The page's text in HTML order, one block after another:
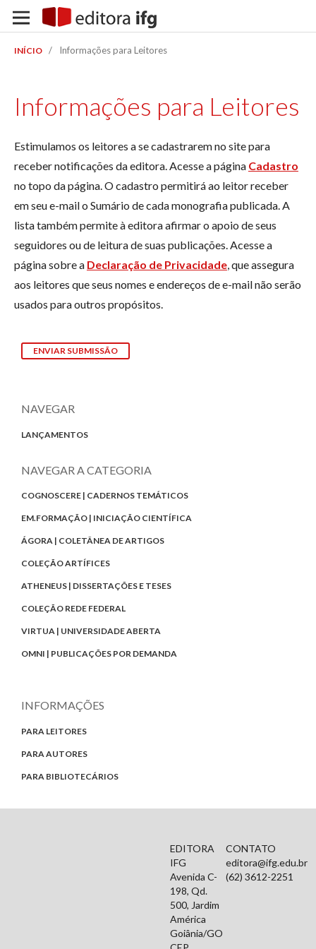
INÍCIO / Informações para Leitores
Informações para Leitores
Estimulamos os leitores a se cadastrarem no site para
receber notificações da editora. Acesse a página Cadastro
no topo da página. O cadastro permitirá ao leitor receber
em seu e-mail o Sumário de cada monografia publicada. A
lista também permite à editora afirmar o apoio de seus
seguidores ou de leitura de suas publicações. Acesse a
página sobre a Declaração de Privacidade, que assegura
aos leitores que seus nomes e endereços de e-mail não serão
usados para outros propósitos.
ENVIAR SUBMISSÃO
NAVEGAR
LANÇAMENTOS
NAVEGAR A CATEGORIA
COGNOSCERE | CADERNOS TEMÁTICOS
EM.FORMAÇÃO | INICIAÇÃO CIENTÍFICA
ÁGORA | COLETÂNEA DE ARTIGOS
COLEÇÃO ARTÍFICES
ATHENEUS | DISSERTAÇÕES E TESES
COLEÇÃO REDE FEDERAL
VIRTUA | UNIVERSIDADE ABERTA
OMNI | PUBLICAÇÕES POR DEMANDA
INFORMAÇÕES
PARA LEITORES
PARA AUTORES
PARA BIBLIOTECÁRIOS
EDITORA
IFG
Avenida C-
198, Qd.
500, Jardim
América
Goiânia/GO
CONTATO
editora@ifg.edu.br
(62) 3612-2251